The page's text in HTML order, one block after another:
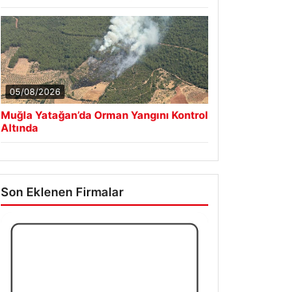
05/08/2026
Muğla Yatağan’da Orman Yangını Kontrol
Altında
Son Eklenen Firmalar